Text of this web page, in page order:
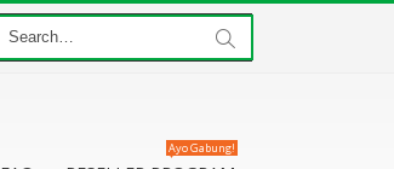
Ayo Gabung!